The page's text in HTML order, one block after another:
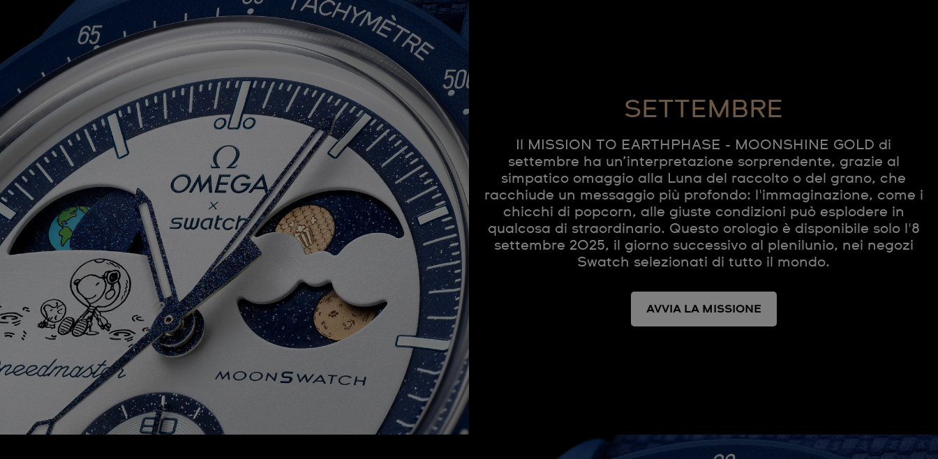
SETTEMBRE
Il MISSION TO EARTHPHASE - MOONSHINE GOLD di
settembre ha un’interpretazione sorprendente, grazie al
simpatico omaggio alla Luna del raccolto o del grano, che
racchiude un messaggio più profondo: l'immaginazione, come i
chicchi di popcorn, alle giuste condizioni può esplodere in
qualcosa di straordinario. Questo orologio è disponibile solo l'8
settembre 2025, il giorno successivo al plenilunio, nei negozi
Swatch selezionati di tutto il mondo.
AVVIA LA MISSIONE